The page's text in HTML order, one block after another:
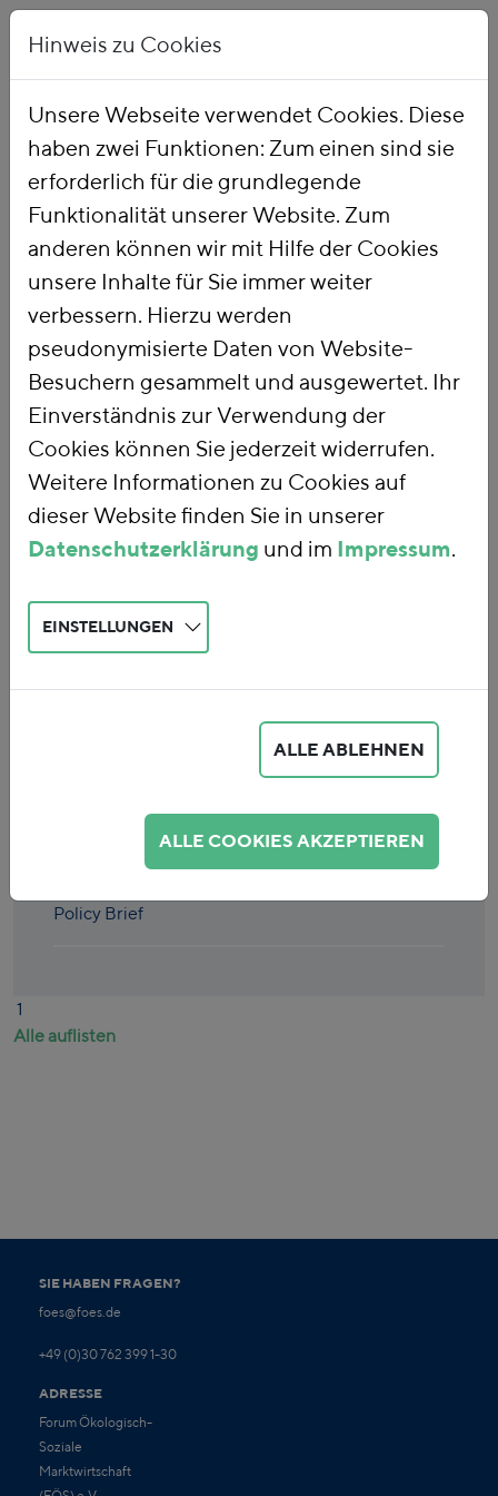
Startseite Publikationen
PUBLIKATIONSSUCHE
Belastung der Industrie?
Simon Niesen-Meemken,
Policy Brief
1
Alle auflisten
SIE HABEN FRAGEN?
foes@foes.de
+49 (0)30 762 399 1-30
ADRESSE
Forum Ökologisch-
Soziale
Marktwirtschaft
Hinweis zu Cookies
Unsere Webseite verwendet Cookies. Diese
haben zwei Funktionen: Zum einen sind sie
erforderlich für die grundlegende
Funktionalität unserer Website. Zum
anderen können wir mit Hilfe der Cookies
unsere Inhalte für Sie immer weiter
verbessern. Hierzu werden
pseudonymisierte Daten von Website-
Besuchern gesammelt und ausgewertet. Ihr
Einverständnis zur Verwendung der
Cookies können Sie jederzeit widerrufen.
Weitere Informationen zu Cookies auf
dieser Website finden Sie in unserer
Datenschutzerklärung und im Impressum.
EINSTELLUNGEN
ALLE ABLEHNEN
ALLE COOKIES AKZEPTIEREN